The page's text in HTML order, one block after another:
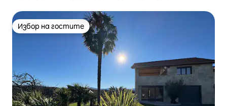
Избор на гостите
Избор на гостите